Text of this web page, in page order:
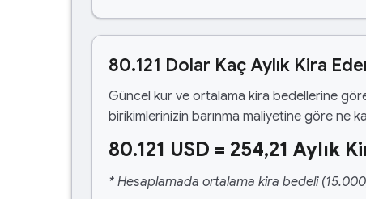
80.121 Dolar Kaç Aylık Kira
Güncel kur ve ortalama kira bedellerine
birikimlerinizin barınma maliyetine göre ne
80.121 USD = 254,21 Aylık
* Hesaplamada ortalama kira bedeli